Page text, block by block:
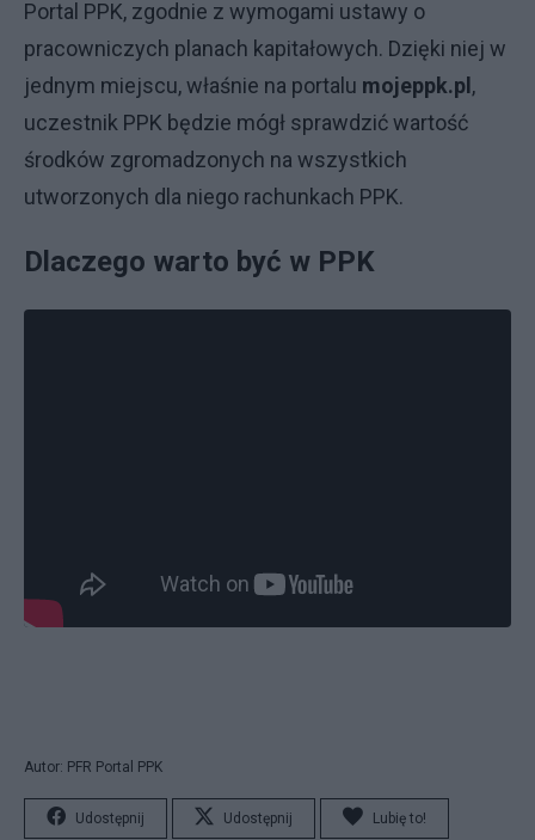
Portal PPK, zgodnie z wymogami ustawy o
pracowniczych planach kapitałowych. Dzięki niej w
jednym miejscu, właśnie na portalu mojeppk.pl,
uczestnik PPK będzie mógł sprawdzić wartość
środków zgromadzonych na wszystkich
utworzonych dla niego rachunkach PPK.
Dlaczego warto być w PPK
Autor: PFR Portal PPK
Udostępnij Udostępnij Lubię to!